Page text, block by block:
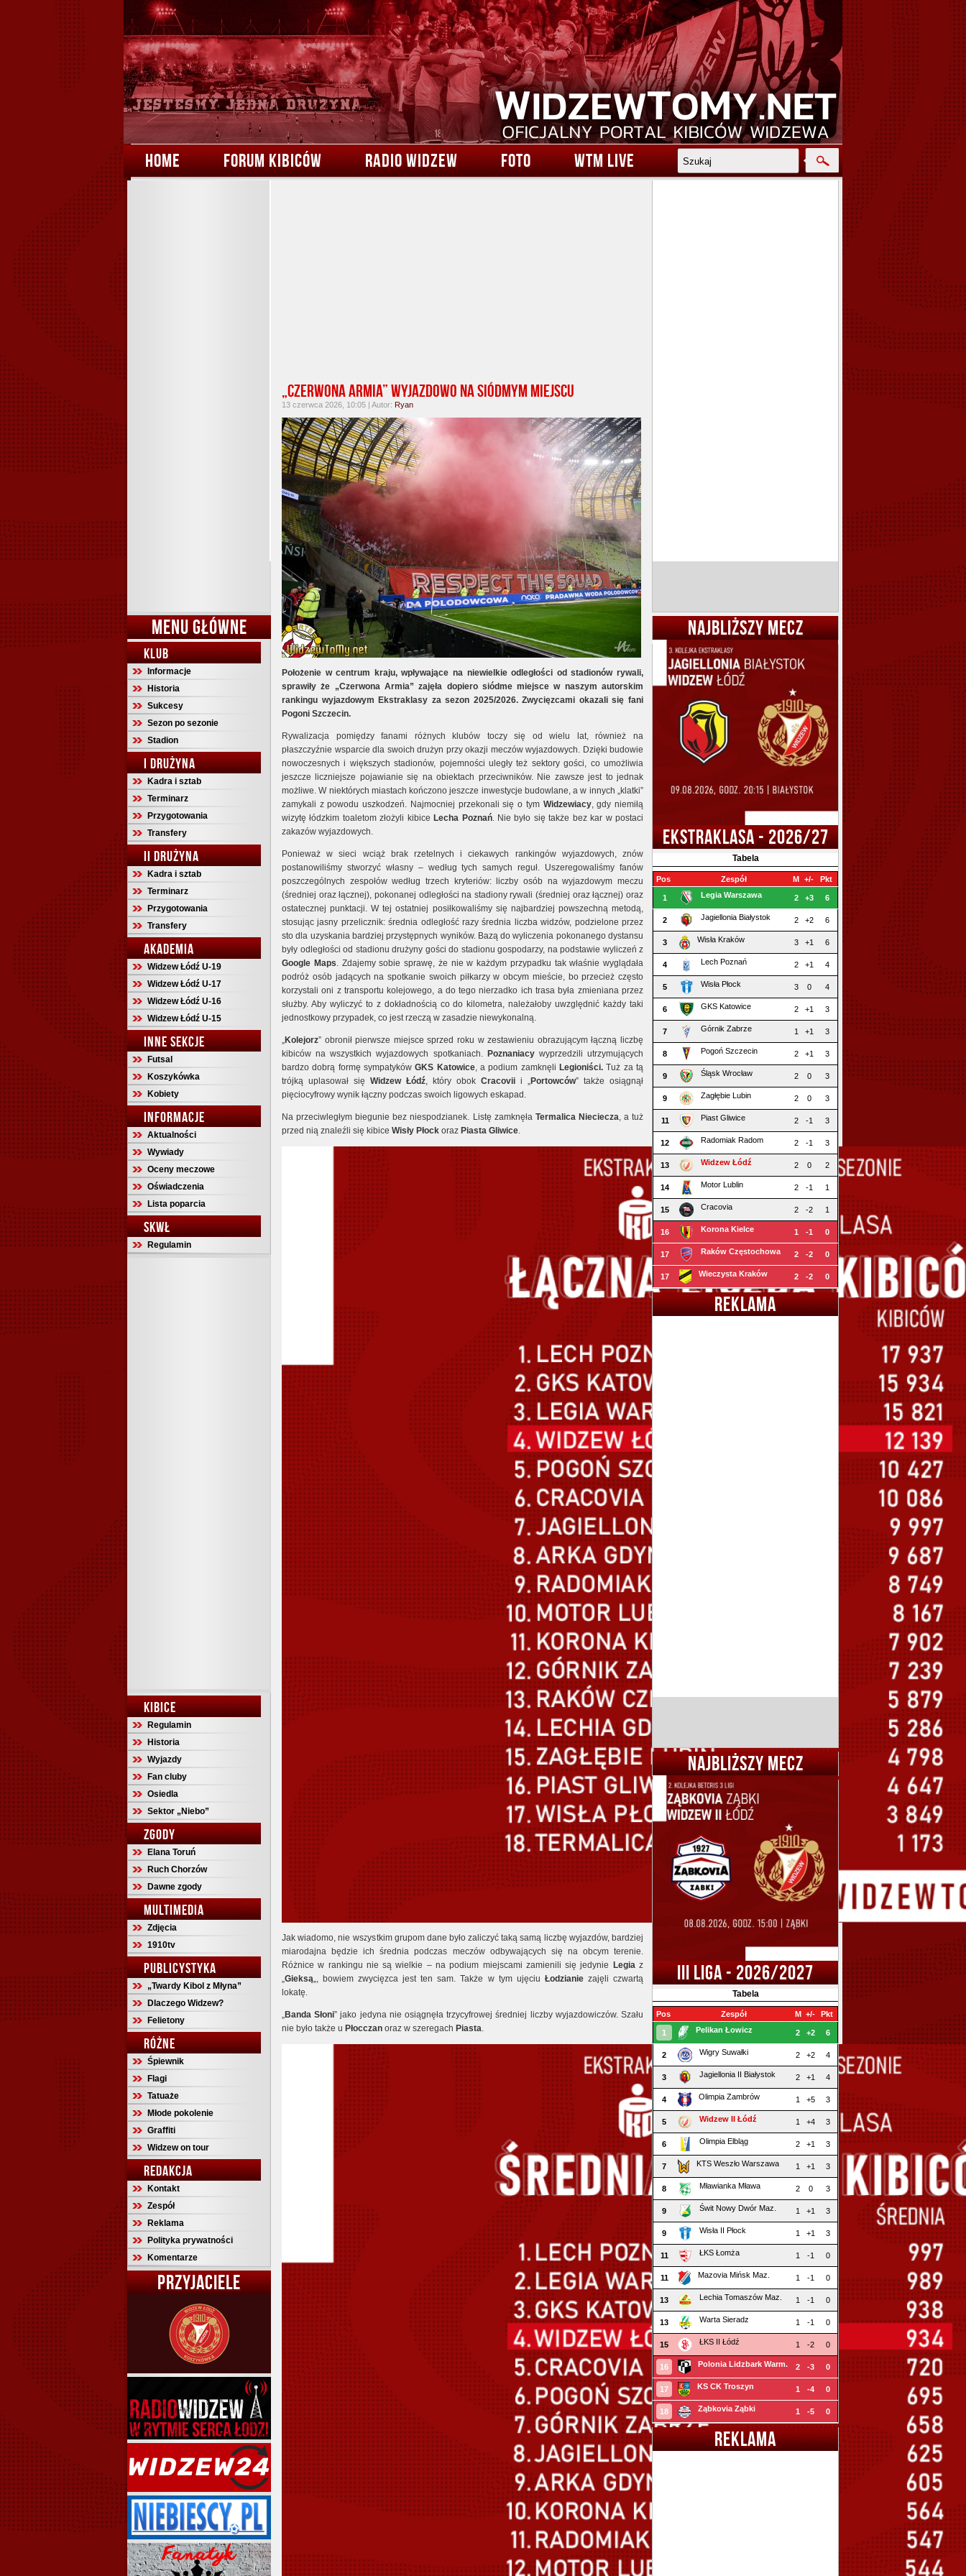
HOME FORUM KIBICÓW RADIO WIDZEW FOTO WTM LIVE
MENU GŁÓWNE
KLUB
Informacje
Historia
Sukcesy
Sezon po sezonie
Stadion
I DRUŻYNA
Kadra i sztab
Terminarz
Przygotowania
Transfery
II DRUŻYNA
Kadra i sztab
Terminarz
Przygotowania
Transfery
AKADEMIA
Widzew Łódź U-19
Widzew Łódź U-17
Widzew Łódź U-16
Widzew Łódź U-15
INNE SEKCJE
Futsal
Koszykówka
Kobiety
INFORMACJE
Aktualności
Wywiady
Oceny meczowe
Oświadczenia
Lista poparcia
SKWŁ
Regulamin
KIBICE
Regulamin
Historia
Wyjazdy
Fan cluby
Osiedla
Sektor „Niebo”
ZGODY
Elana Toruń
Ruch Chorzów
Dawne zgody
MULTIMEDIA
Zdjęcia
1910tv
PUBLICYSTYKA
„Twardy Kibol z Młyna”
Dlaczego Widzew?
Felietony
RÓŻNE
Śpiewnik
Flagi
Tatuaże
Młode pokolenie
Graffiti
Widzew on tour
REDAKCJA
Kontakt
Zespół
Reklama
Polityka prywatności
Komentarze
PRZYJACIELE
„Czerwona Armia” wyjazdowo na siódmym miejscu
13 czerwca 2026, 10:05 | Autor: Ryan
Położenie w centrum kraju, wpływające na niewielkie odległości od stadionów rywali,
sprawiły że „Czerwona Armia” zajęła dopiero siódme miejsce w naszym autorskim
rankingu wyjazdowym Ekstraklasy za sezon 2025/2026. Zwycięzcami okazali się fani
Pogoni Szczecin.
Rywalizacja pomiędzy fanami różnych klubów toczy się od wielu lat, również na
płaszczyźnie wsparcie dla swoich drużyn przy okazji meczów wyjazdowych. Dzięki budowie
nowoczesnych i większych stadionów, pojemności uległy też sektory gości, co umożliwia
jeszcze liczniejsze pojawianie się na obiektach przeciwników. Nie zawsze jest to jednak
możliwe. W niektórych miastach kończono jeszcze inwestycje budowlane, a w innych „klatki”
zamykali z powodu uszkodzeń. Najmocniej przekonali się o tym Widzewiacy, gdy niemiłą
wizytę łódzkim toaletom złożyli kibice Lecha Poznań. Nie było się także bez kar w postaci
zakazów wyjazdowych.
Ponieważ w sieci wciąż brak rzetelnych i ciekawych rankingów wyjazdowych, znów
postanowiliśmy stworzyć własny – według tych samych reguł. Uszeregowaliśmy fanów
poszczególnych zespołów według trzech kryteriów: liczby osób na wyjazdowym meczu
(średniej oraz łącznej), pokonanej odległości na stadiony rywali (średniej oraz łącznej) oraz
ostatecznej punktacji. W tej ostatniej posiłkowaliśmy się najbardziej powszechną metodą,
stosując jasny przelicznik: średnia odległość razy średnia liczba widzów, podzielone przez
sto dla uzyskania bardziej przystępnych wyników. Bazą do wyliczenia pokonanego dystansu
były odległości od stadionu drużyny gości do stadionu gospodarzy, na podstawie wyliczeń z
Google Maps. Zdajemy sobie sprawę, że nie w każdym przypadku tak właśnie wyglądała
podróż osób jadących na spotkanie swoich piłkarzy w obcym mieście, bo przecież często
korzystali oni z transportu kolejowego, a do tego nierzadko ich trasa była zmieniana przez
służby. Aby wyliczyć to z dokładnością co do kilometra, należałoby uwzględnić każdy taki
jednostkowy przypadek, co jest rzeczą w zasadzie niewykonalną.
„Kolejorz” obronił pierwsze miejsce sprzed roku w zestawieniu obrazującym łączną liczbę
kibiców na wszystkich wyjazdowych spotkaniach. Poznaniacywyprzedzili utrzymujących
bardzo dobrą formę sympatykówGKS Katowice, a podium zamknęli Legioniści. Tuż za tą
trójką uplasował się Widzew Łódź, który obok Cracovii i „Portowców” także osiągnął
pięciocyfrowy wynik łączny podczas swoich ligowych eskapad.
Na przeciwległym biegunie bez niespodzianek. Listę zamknęła Termalica Nieciecza, a tuż
przed nią znaleźli się kibice Wisły Płock oraz Piasta Gliwice.
Jak wiadomo, nie wszystkim grupom dane było zaliczyć taką samą liczbę wyjazdów, bardziej
miarodajna będzie ich średnia podczas meczów odbywających się na obcym terenie.
Różnice w rankingu nie są wielkie – na podium miejscami zamienili się jedynie
Legiaz
„Gieksą„, bowiem zwycięzca jest ten sam. Także w tym ujęciu Łodzianiezajęli czwartą
lokatę.
„Banda Słoni” jako jedyna nie osiągnęła trzycyfrowej średniej liczby wyjazdowiczów. Szału
nie było także u Płocczan oraz w szeregach Piasta.
NAJBLIŻSZY MECZ
EKSTRAKLASA - 2026/27
Tabela
Pos Zespół M +/- Pkt
1 Legia Warszawa 2 +3 6
2 Jagiellonia Białystok 2 +2 6
3 Wisła Kraków 3 +1 6
4 Lech Poznań 2 +1 4
5 Wisła Płock 3 0 4
6 GKS Katowice 2 +1 3
7 Górnik Zabrze 1 +1 3
8 Pogoń Szczecin 2 +1 3
9 Śląsk Wrocław 2 0 3
9 Zagłębie Lubin 2 0 3
11 Piast Gliwice 2 -1 3
12 Radomiak Radom 2 -1 3
13 Widzew Łódź 2 0 2
14 Motor Lublin 2 -1 1
15 Cracovia 2 -2 1
16 Korona Kielce 1 -1 0
17 Raków Częstochowa 2 -2 0
17 Wieczysta Kraków 2 -2 0
REKLAMA
NAJBLIŻSZY MECZ
III LIGA - 2026/2027
Tabela
Pos Zespół M +/- Pkt
1 Pelikan Łowicz 2 +2 6
2 Wigry Suwałki 2 +2 4
3 Jagiellonia II Białystok 2 +1 4
4 Olimpia Zambrów 1 +5 3
5 Widzew II Łódź 1 +4 3
6 Olimpia Elbląg 2 +1 3
7 KTS Weszło Warszawa 1 +1 3
8 Mławianka Mława 2 0 3
9 Świt Nowy Dwór Maz. 1 +1 3
9 Wisła II Płock 1 +1 3
11 ŁKS Łomża 1 -1 0
11 Mazovia Mińsk Maz. 1 -1 0
13 Lechia Tomaszów Maz. 1 -1 0
13 Warta Sieradz 1 -1 0
15 ŁKS II Łódź 1 -2 0
16 Polonia Lidzbark Warm. 2 -3 0
17 KS CK Troszyn 1 -4 0
18 Ząbkovia Ząbki 1 -5 0
REKLAMA